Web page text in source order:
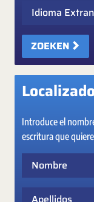
Idioma Extranjero
ZOEKEN
Introduce el
escritura que
Apellidos